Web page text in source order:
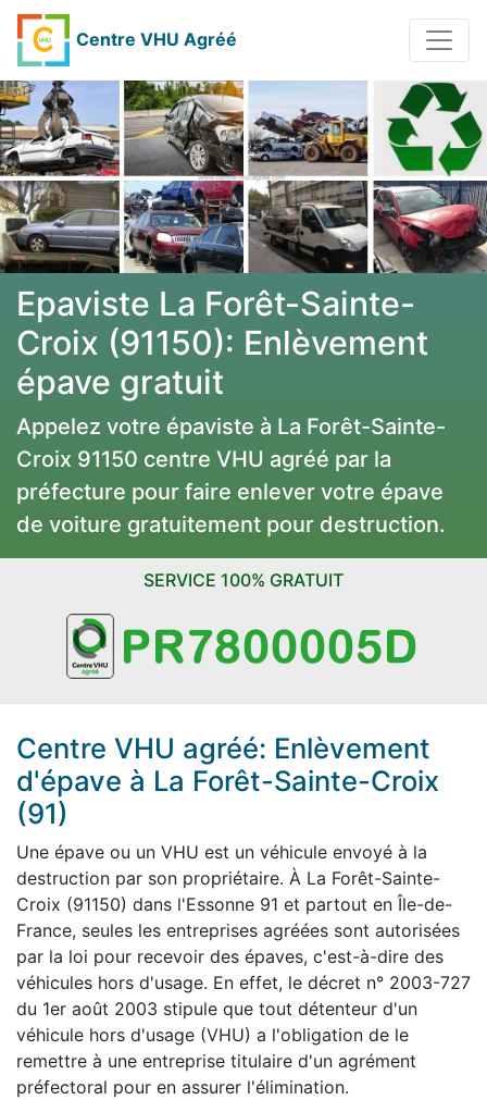
Centre VHU Agréé
Epaviste La Forêt-Sainte-
Croix (91150): Enlèvement
épave gratuit
Appelez votre épaviste à La Forêt-Sainte-
Croix 91150 centre VHU agréé par la
préfecture pour faire enlever votre épave
de voiture gratuitement pour destruction.
SERVICE 100% GRATUIT
Centre VHU agréé: Enlèvement
d'épave à La Forêt-Sainte-Croix
(91)
Une épave ou un VHU est un véhicule envoyé à la
destruction par son propriétaire. À La Forêt-Sainte-
Croix (91150) dans l'Essonne 91 et partout en Île-de-
France, seules les entreprises agréées sont autorisées
par la loi pour recevoir des épaves, c'est-à-dire des
véhicules hors d'usage. En effet, le décret n° 2003-727
du 1er août 2003 stipule que tout détenteur d'un
véhicule hors d'usage (VHU) a l'obligation de le
remettre à une entreprise titulaire d'un agrément
préfectoral pour en assurer l'élimination.